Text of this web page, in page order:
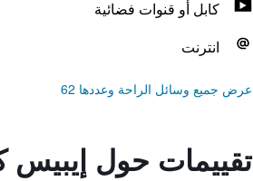
كابل أو قنوات فضائية
انترنت
عرض جميع وسائل الراحة وعددها 62
تقييمات حول